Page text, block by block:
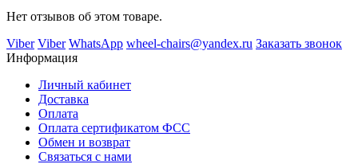
Нет отзывов об этом товаре.
Viber Viber WhatsApp wheel-chairs@yandex.ru Заказать звонок
Информация
Личный кабинет
Доставка
Оплата
Оплата сертификатом ФСС
Обмен и возврат
Связаться с нами